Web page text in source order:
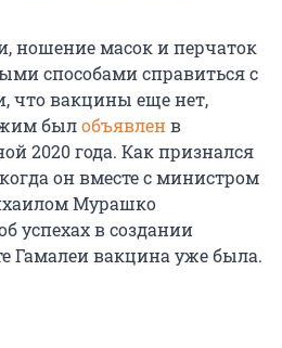
ношение масок и перчаток
способами справиться с
что вакцины еще нет,
былобъявленв
2020 года. Как признался
он вместе с министром
Мурашко
успехах в создании
Гамалеи вакцина уже была.